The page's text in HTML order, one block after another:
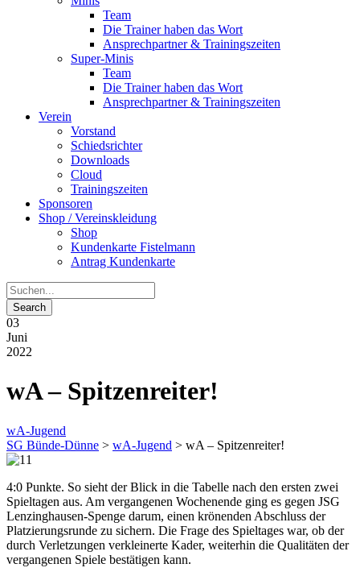
Team
Die Trainer haben das Wort
Ansprechpartner & Trainingszeiten
Super-Minis
Team
Die Trainer haben das Wort
Ansprechpartner & Trainingszeiten
Verein
Vorstand
Schiedsrichter
Downloads
Cloud
Trainingszeiten
Sponsoren
Shop / Vereinskleidung
Shop
Kundenkarte Fistelmann
Antrag Kundenkarte
03
Juni
2022
wA – Spitzenreiter!
wA-Jugend
SG Bünde-Dünne > wA-Jugend > wA – Spitzenreiter!
4:0 Punkte. So sieht der Blick in die Tabelle nach den ersten zwei
Spieltagen aus. Am vergangenen Wochenende ging es gegen JSG
Lenzinghausen-Spenge darum, einen krönenden Abschluss der
Platzierungsrunde zu sichern. Die Frage des Spieltages war, ob der
durch Verletzungen verkleinerte Kader, weiterhin die Qualitäten der
vergangenen Spiele bestätigen kann.